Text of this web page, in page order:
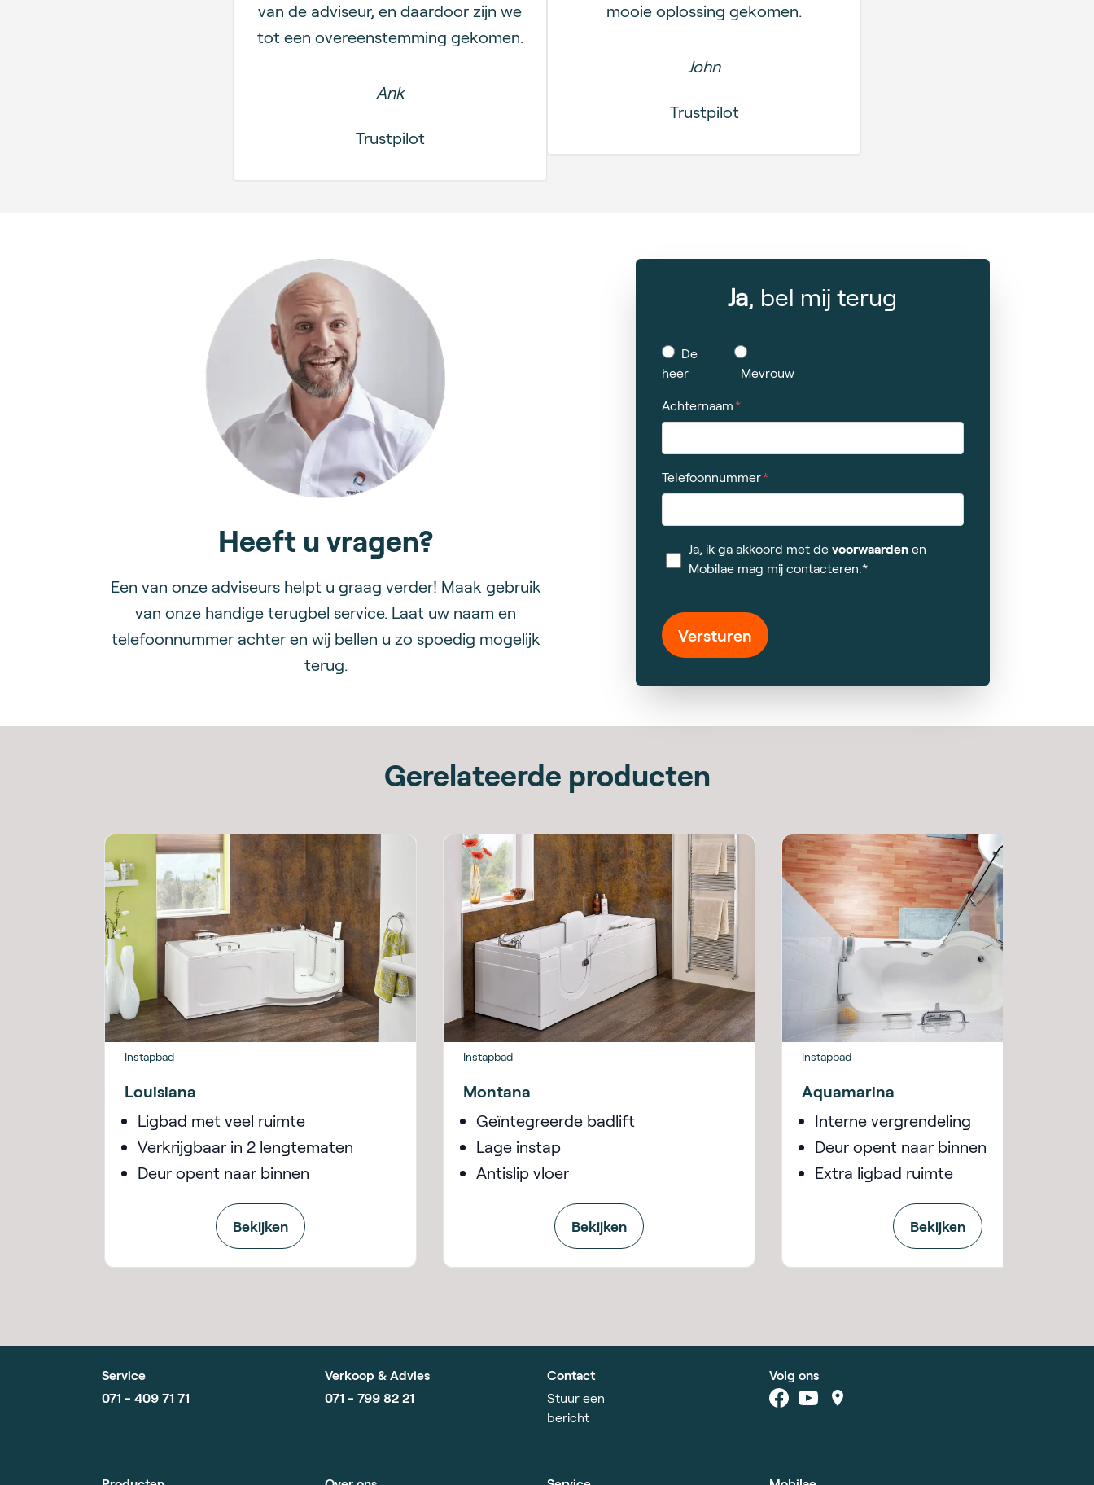
van de adviseur, en daardoor zijn we
tot een overeenstemming gekomen.
Ank
Trustpilot
mooie oplossing gekomen.
John
Trustpilot
Heeft u vragen?
Een van onze adviseurs helpt u graag verder! Maak gebruik
van onze handige terugbel service. Laat uw naam en
telefoonnummer achter en wij bellen u zo spoedig mogelijk
terug.
Ja, bel mij terug
De
heer
Mevrouw
Achternaam
Telefoonnummer
Ja, ik ga akkoord met de voorwaardenen
Mobilae mag mij contacteren.*
Versturen
Gerelateerde producten
Instapbad
Louisiana
Ligbad met veel ruimte
Verkrijgbaar in 2 lengtematen
Deur opent naar binnen
Bekijken
Instapbad
Montana
Geïntegreerde badlift
Lage instap
Antislip vloer
Bekijken
Instapbad
Aquamarina
Interne vergrendeling
Deur opent naar binnen
Extra ligbad ruimte
Bekijken
Service
071 - 409 71 71
Verkoop & Advies
071 - 799 82 21
Contact
Stuur een
bericht
Volg ons